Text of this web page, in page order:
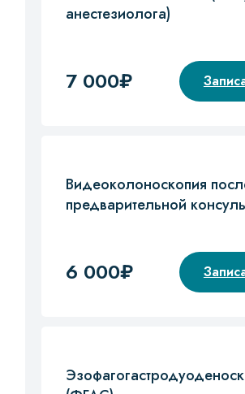
анестезиолога)
7 000₽
Видеоколоноскопия
предварительной
6 000₽